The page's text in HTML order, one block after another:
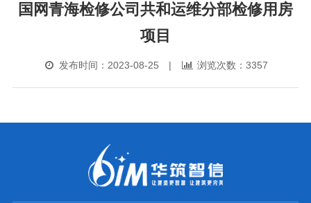
国网青海检修公司共和运维分部检修用房
项目
发布时间：2023-08-25 | 浏览次数：3357